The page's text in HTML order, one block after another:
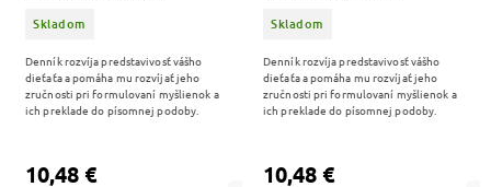
Skladom
10,48 €
Denník rozvíja predstavivosť vášho
dieťaťa a pomáha mu rozvíjať jeho
zručnosti pri formulovaní myšlienok a
ich preklade do písomnej podoby.
580131
Skladom
10,48 €
Denník rozvíja predstavivosť vášho
dieťaťa a pomáha mu rozvíjať jeho
zručnosti pri formulovaní myšlienok a
ich preklade do písomnej podoby.